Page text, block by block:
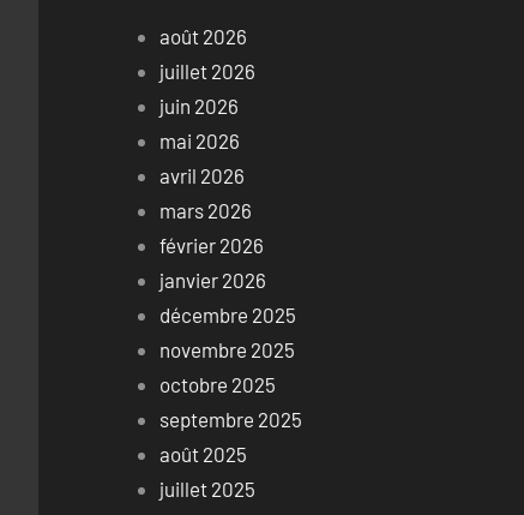
août 2026
juillet 2026
juin 2026
mai 2026
avril 2026
mars 2026
février 2026
janvier 2026
décembre 2025
novembre 2025
octobre 2025
septembre 2025
août 2025
juillet 2025